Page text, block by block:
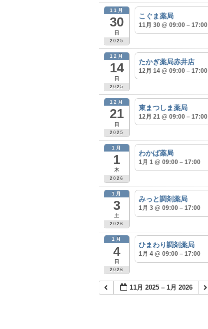
11月
30
日
2025
こぐま薬局
11月 30 @ 09:00 – 17:00
12月
14
日
2025
たかぎ薬局赤井店
12月 14 @ 09:00 – 17:00
12月
21
日
2025
東まつしま薬局
12月 21 @ 09:00 – 17:00
1月
1
木
2026
わかば薬局
1月 1 @ 09:00 – 17:00
1月
3
土
2026
みっと調剤薬局
1月 3 @ 09:00 – 17:00
1月
4
日
2026
ひまわり調剤薬局
1月 4 @ 09:00 – 17:00
11月 2025 – 1月 2026